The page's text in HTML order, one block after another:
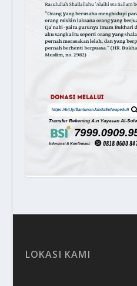
LOKASI KAMI